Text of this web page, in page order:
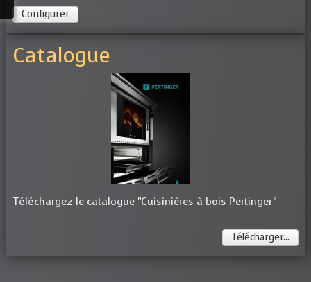
Configurer
Catalogue
Téléchargez le catalogue "Cuisinières à bois Pertinger"
Télécharger...